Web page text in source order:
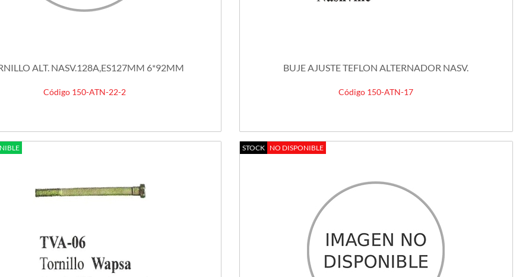
ALT. NASV.128A,ES127MM 6*92MM
Código 150-ATN-22-2
BUJE AJUSTE TEFLON ALTERNADOR NASV.
Código 150-ATN-17
STOCK NO DISPONIBLE